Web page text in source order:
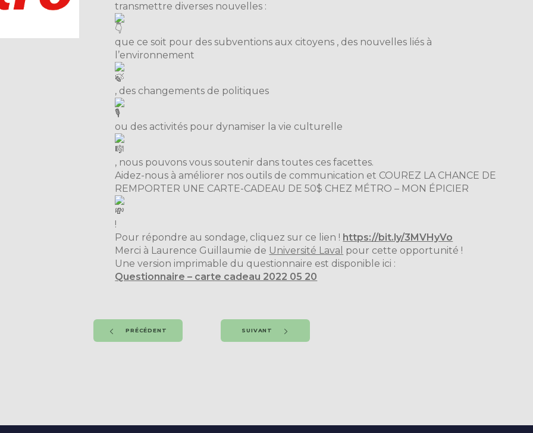
transmettre diverses nouvelles :
que ce soit pour des subventions aux citoyens , des nouvelles liés à
l’environnement
, des changements de politiques
ou des activités pour dynamiser la vie culturelle
, nous pouvons vous soutenir dans toutes ces facettes.
Aidez-nous à améliorer nos outils de communication et COUREZ LA CHANCE DE
REMPORTER UNE CARTE-CADEAU DE 50$ CHEZ MÉTRO – MON ÉPICIER
!
Pour répondre au sondage, cliquez sur ce lien ! https://bit.ly/3MVHyVo
Merci à Laurence Guillaumie de Université Laval pour cette opportunité !
Une version imprimable du questionnaire est disponible ici :
Questionnaire – carte cadeau 2022 05 20
PRÉCÉDENT SUIVANT